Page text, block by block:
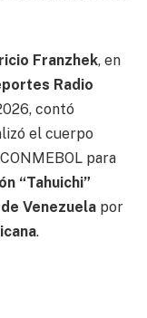
Franzhek, en
Radio
contó
el cuerpo
para
“Tahuichi”
Venezuela por
.